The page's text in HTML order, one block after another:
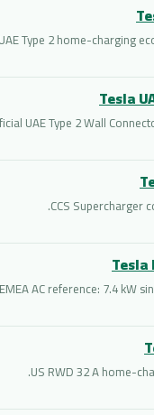
UAE Type 2 home-charging
Tesla
UAE Type 2 Wall
CCS Supercharger
Tesla
EMEA AC reference: 7.4 kW
US RWD 32 A home-